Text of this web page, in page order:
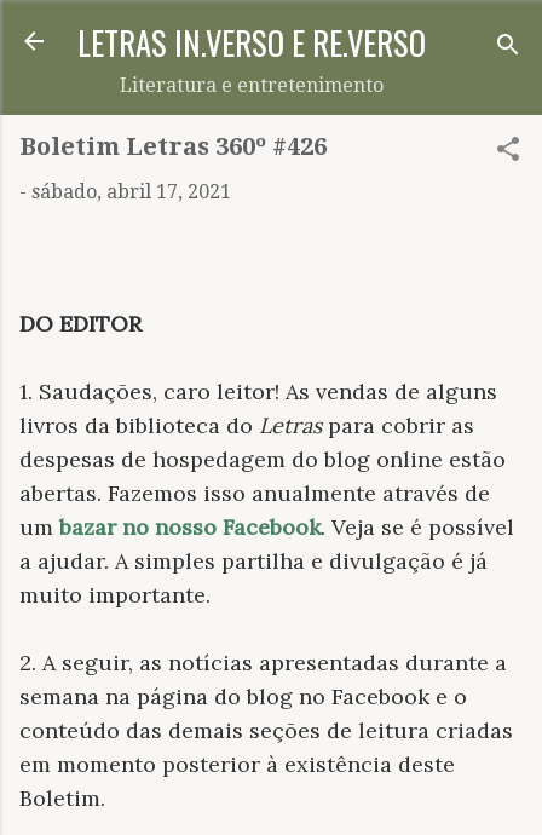
Pular para o conteúdo principal
LETRAS IN.VERSO E RE.VERSO
Literatura e entretenimento
Boletim Letras 360º #426
- sábado, abril 17, 2021
DO EDITOR
1. Saudações, caro leitor! As vendas de alguns
livros da biblioteca do Letraspara cobrir as
despesas de hospedagem do blog online estão
abertas. Fazemos isso anualmente através de
umbazar no nosso Facebook. Veja se é possível
a ajudar. A simples partilha e divulgação é já
muito importante.
2. A seguir, as notícias apresentadas durante a
semana na página do blog no Facebook e o
conteúdo das demais seções de leitura criadas
em momento posterior à existência deste
Boletim.